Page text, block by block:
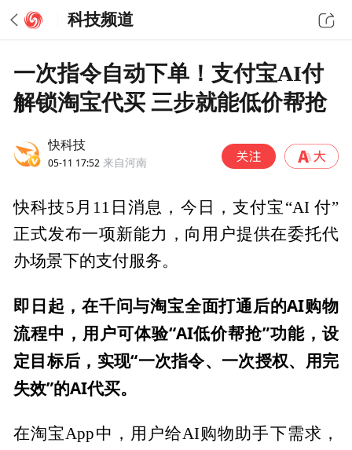
科技频道
一次指令自动下单！支付宝AI付
解锁淘宝代买 三步就能低价帮抢
快科技
05-11 17:52 来自河南
快科技5月11日消息，今日，支付宝“AI 付”
正式发布一项新能力，向用户提供在委托代
办场景下的支付服务。
即日起，在千问与淘宝全面打通后的AI购物
流程中，用户可体验“AI低价帮抢”功能，设
定目标后，实现“一次指令、一次授权、用完
失效”的AI代买。
在淘宝App中，用户给AI购物助手下需求，